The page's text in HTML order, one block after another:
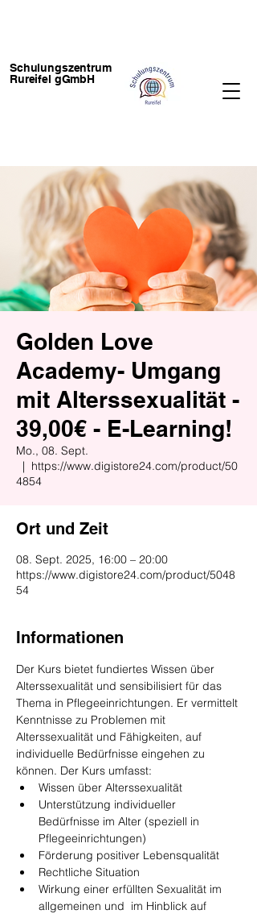
Schulungszentrum
Rureifel gGmbH
Golden Love
Academy- Umgang
mit Alterssexualität -
39,00€ - E-Learning!
Mo., 08. Sept.
  |
https://www.digistore24.com/product/50
4854
Ort und Zeit
08. Sept. 2025, 16:00 – 20:00
https://www.digistore24.com/product/5048
54
Informationen
Der Kurs bietet fundiertes Wissen über
Alterssexualität und sensibilisiert für das
Thema in Pflegeeinrichtungen. Er vermittelt
Kenntnisse zu Problemen mit
Alterssexualität und Fähigkeiten, auf
individuelle Bedürfnisse eingehen zu
können. Der Kurs umfasst:
Wissen über Alterssexualität
Unterstützung individueller
Bedürfnisse im Alter (speziell in
Pflegeeinrichtungen)
Förderung positiver Lebensqualität
Rechtliche Situation
Wirkung einer erfüllten Sexualität im
allgemeinen und  im Hinblick auf